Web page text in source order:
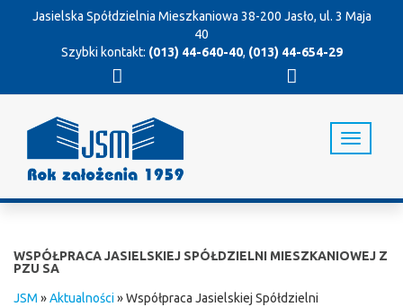
Jasielska Spółdzielnia Mieszkaniowa 38-200 Jasło, ul. 3 Maja
40
Szybki kontakt: (013) 44-640-40, (013) 44-654-29
T
o
WSPÓŁPRACA JASIELSKIEJ SPÓŁDZIELNI MIESZKANIOWEJ Z
PZU SA
JSM »Aktualności»Współpraca Jasielskiej Spółdzielni